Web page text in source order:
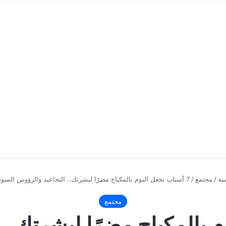
/ مجتمع / 7 أسباب تجعل النوم بالمكياج مضرًا لبشرتك.. التجاعيد والرؤوس السوداء الأهم
مجتمع